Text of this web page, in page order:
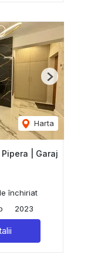
Harta
Next
| Garaj
închiriat
2023